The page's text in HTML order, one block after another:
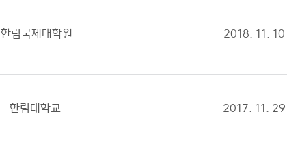
한림국제대학원 2018. 11. 10
한림대학교 2017. 11. 29